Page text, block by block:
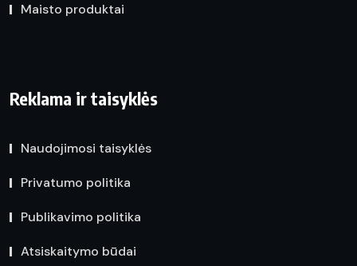
Maisto produktai
Reklama ir taisyklės
Naudojimosi taisyklės
Privatumo politika
Publikavimo politika
Atsiskaitymo būdai